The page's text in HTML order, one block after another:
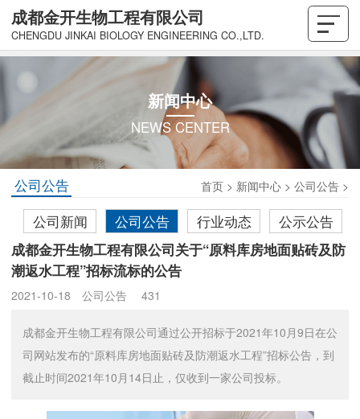
成都金开生物工程有限公司
CHENGDU JINKAI BIOLOGY ENGINEERING CO.,LTD.
新闻中心
NEWS CENTER
公司公告 首页 > 新闻中心 > 公司公告 >
公司新闻 公司公告 行业动态
公示公告
成都金开生物工程有限公司关于“原料库房地面贴砖及防
潮返水工程”招标流标的公告
2021-10-18 公司公告 431
成都金开生物工程有限公司通过公开招标于2021年10月9日在公
司网站发布的“原料库房地面贴砖及防潮返水工程”招标公告，到
截止时间2021年10月14日止，仅收到一家公司投标。